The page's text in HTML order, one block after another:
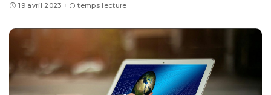
19 avril 2023 temps lecture